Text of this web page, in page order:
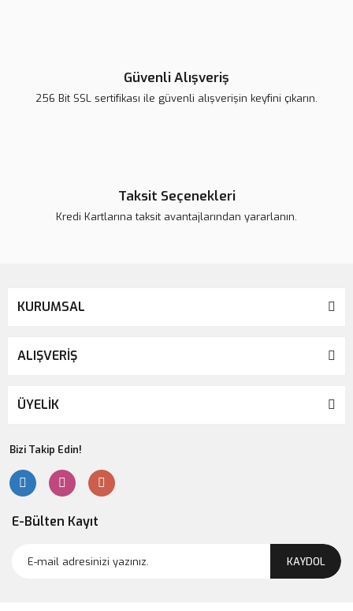
Güvenli Alışveriş
256 Bit SSL sertifikası ile güvenli alışverişin keyfini çıkarın.
Taksit Seçenekleri
Kredi Kartlarına taksit avantajlarından yararlanın.
KURUMSAL
ALIŞVERİŞ
ÜYELİK
Bizi Takip Edin!
E-Bülten Kayıt
KAYDOL